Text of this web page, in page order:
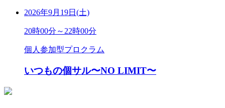
2026年9月19日(土)
20時00分～22時00分
個人参加型プロクラム
いつもの個サル〜NO LIMIT〜